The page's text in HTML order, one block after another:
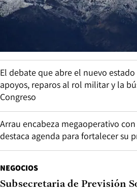
El debate que abre el nuevo
apoyos, reparos al rol militar y la
Congreso
Arrau encabeza megaoperativo
destaca agenda para fortalecer su
NEGOCIOS
Subsecretaria de Previsión